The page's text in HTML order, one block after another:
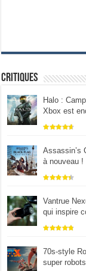
Critiques
Halo :
Xbox est
Assassin’s
à nouveau !
Vantrue
qui inspire
70s-style
super robots